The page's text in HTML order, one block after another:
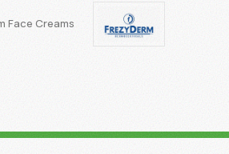
Face Creams